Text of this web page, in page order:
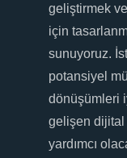
geliştirmek
için
sunuyoruz.
potansiyel
dönüşümleri
gelişen dijital
yardımcı